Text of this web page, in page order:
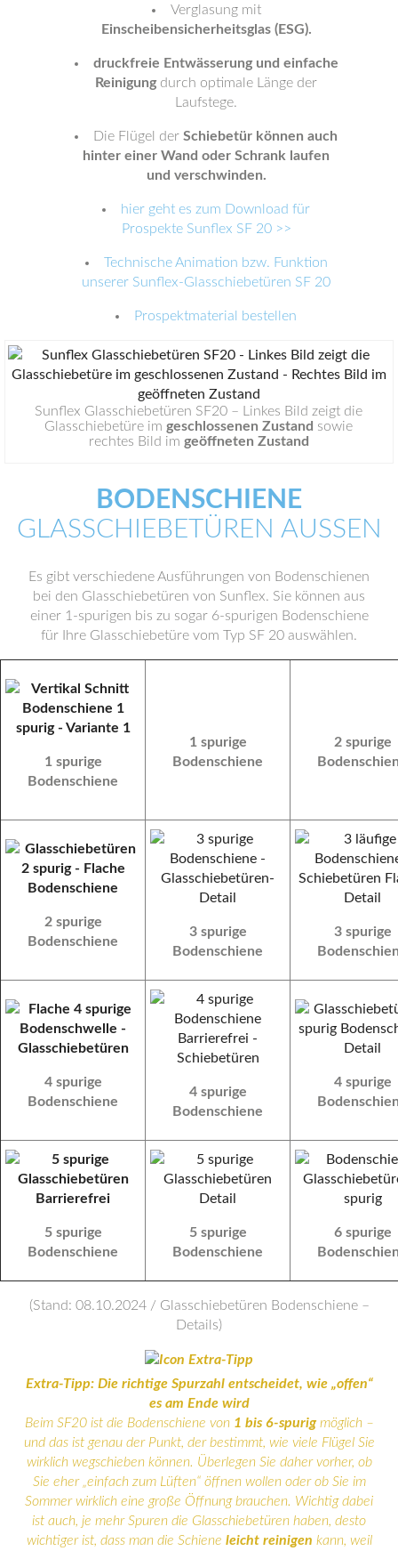
Verglasung mit
Einscheibensicherheitsglas (ESG).
druckfreie Entwässerung und einfache
Reinigung durch optimale Länge der
Laufstege.
Die Flügel der Schiebetür können auch
hinter einer Wand oder Schrank laufen
und verschwinden.
hier geht es zum Download für
Prospekte Sunflex SF 20 >>
Technische Animation bzw. Funktion
unserer Sunflex-Glasschiebetüren SF 20
Prospektmaterial bestellen
Sunflex Glasschiebetüren SF20 – Linkes Bild zeigt die
Glasschiebetüre imgeschlossenen Zustand sowie
rechtes Bild im geöffneten Zustand
BODENSCHIENE
GLASSCHIEBETÜREN AUSSEN
Es gibt verschiedene Ausführungen von Bodenschienen
bei den Glasschiebetüren von Sunflex. Sie können aus
einer 1-spurigen bis zu sogar 6-spurigen Bodenschiene
für Ihre Glasschiebetüre vom Typ SF 20 auswählen.
1 spurige
Bodenschiene
1 spurige
Bodenschiene
2 spurige
2 spurige
Bodenschiene
3 spurige
Bodenschiene
3 spurige
4 spurige
Bodenschiene
4 spurige
Bodenschiene
4 spurige
5 spurige
Bodenschiene
5 spurige
Bodenschiene
6 spurige
(Stand: 08.10.2024 / Glasschiebetüren Bodenschiene –
Details)
Extra-Tipp: Die richtige Spurzahl entscheidet, wie „offen“
es am Ende wird
Beim SF20 ist die Bodenschiene von 1 bis 6-spurigmöglich –
und das ist genau der Punkt, der bestimmt, wie viele Flügel Sie
wirklich wegschieben können. Überlegen Sie daher vorher, ob
Sie eher „einfach zum Lüften“ öffnen wollen oder ob Sie im
Sommer wirklich eine große Öffnung brauchen. Wichtig dabei
ist auch, je mehr Spuren die Glasschiebetüren haben, desto
wichtiger ist, dass man die Schiene leicht reinigen kann, weil